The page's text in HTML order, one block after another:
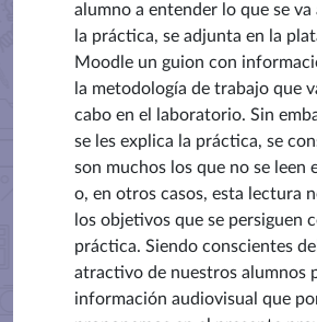
alumno a entender lo que se va
la práctica, se adjunta en la
Moodle un guion con
la metodología de trabajo que
cabo en el laboratorio. Sin
se les explica la práctica, se
son muchos los que no se leen
o, en otros casos, esta lectura
los objetivos que se persiguen
práctica. Siendo conscientes
atractivo de nuestros alumnos
información audiovisual que